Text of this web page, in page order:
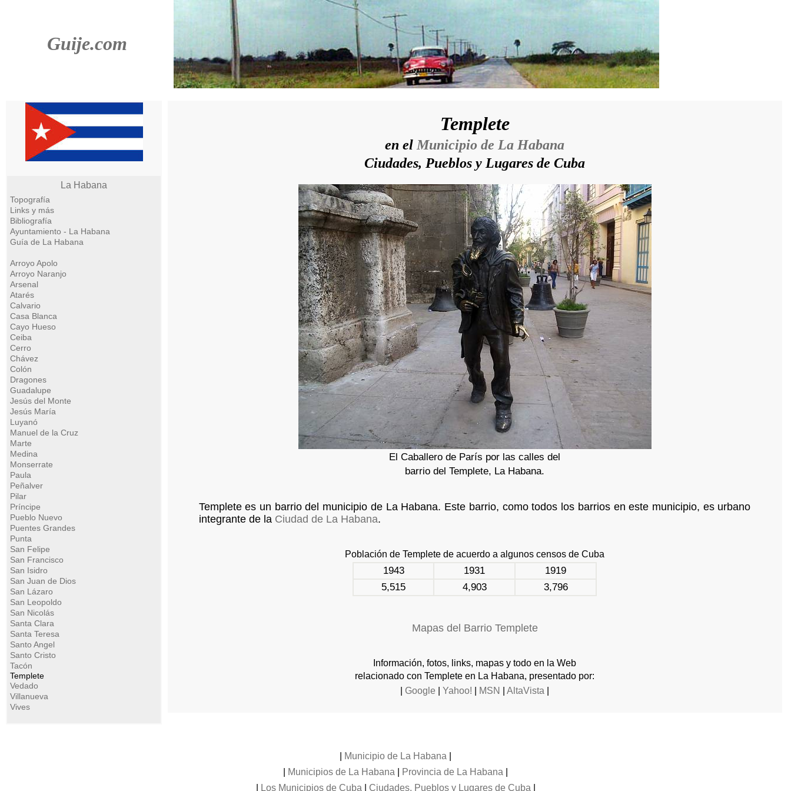
Guije.com
La Habana
Topografía
Links y más
Bibliografía
Ayuntamiento - La Habana
Guía de La Habana
Arroyo Apolo
Arroyo Naranjo
Arsenal
Atarés
Calvario
Casa Blanca
Cayo Hueso
Ceiba
Cerro
Chávez
Colón
Dragones
Guadalupe
Jesús del Monte
Jesús María
Luyanó
Manuel de la Cruz
Marte
Medina
Monserrate
Paula
Peñalver
Pilar
Príncipe
Pueblo Nuevo
Puentes Grandes
Punta
San Felipe
San Francisco
San Isidro
San Juan de Dios
San Lázaro
San Leopoldo
San Nicolás
Santa Clara
Santa Teresa
Santo Angel
Santo Cristo
Tacón
Templete
Vedado
Villanueva
Vives
Templete
en el Municipio de La Habana
Ciudades, Pueblos y Lugares de Cuba
El Caballero de París por las calles del
barrio del Templete, La Habana.
Templete es un barrio del municipio de La Habana. Este barrio, como todos los barrios en este municipio, es urbano
integrante de la Ciudad de La Habana.
Población de Templete de acuerdo a algunos censos de Cuba
1943 1931
1919
5,515
4,903 3,796
Mapas del Barrio Templete
Información, fotos, links, mapas y todo en la Web
relacionado con Templete en La Habana, presentado por:
Google Yahoo! MSN AltaVista
Municipio de La Habana
Municipios de La Habana Provincia de La Habana
Los Municipios de Cuba Ciudades, Pueblos y Lugares de Cuba